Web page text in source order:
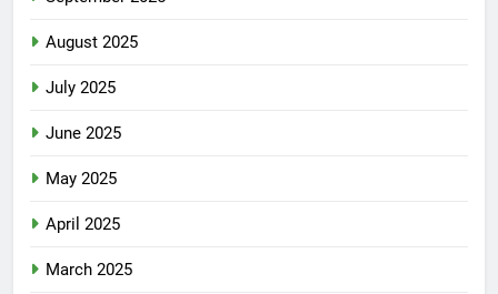
August 2025
July 2025
June 2025
May 2025
April 2025
March 2025